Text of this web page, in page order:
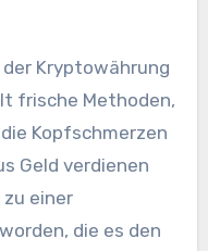
Kryptowährung
frische Methoden,
Kopfschmerzen
Geld verdienen
einer
die es den